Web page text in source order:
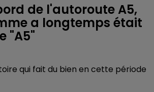
de l'autoroute A5,
a longtemps était
"A5"
qui fait du bien en cette période